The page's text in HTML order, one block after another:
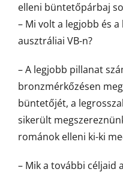
elleni büntetőpárbaj
– Mi volt a legjobb és
ausztráliai VB-n?
– A legjobb pillanat
bronzmérkőzésen
büntetőjét, a
sikerült
románok elleni ki-ki
– Mik a további céljaid